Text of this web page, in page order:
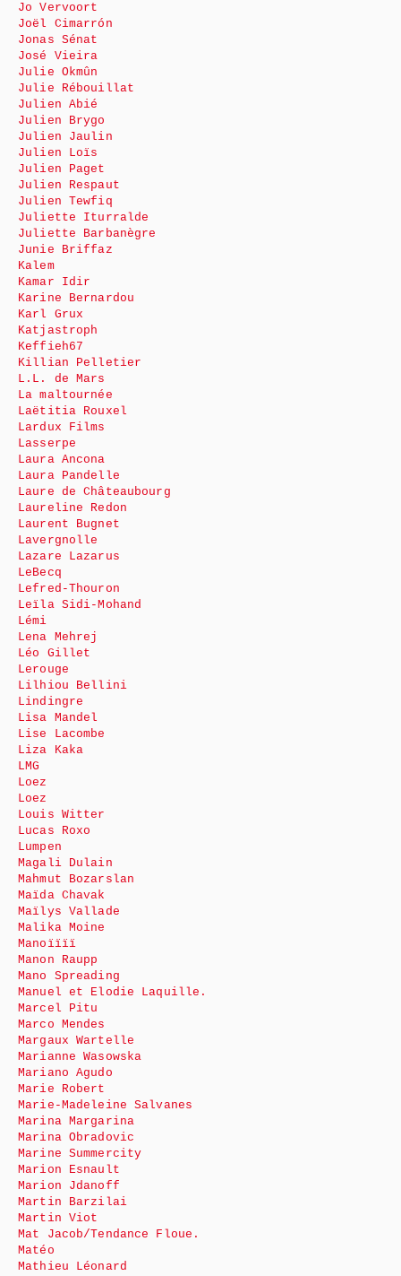
Jo Vervoort
Joël Cimarrón
Jonas Sénat
José Vieira
Julie Okmûn
Julie Rébouillat
Julien Abié
Julien Brygo
Julien Jaulin
Julien Loïs
Julien Paget
Julien Respaut
Julien Tewfiq
Juliette Iturralde
Juliette Barbanègre
Junie Briffaz
Kalem
Kamar Idir
Karine Bernardou
Karl Grux
Katjastroph
Keffieh67
Killian Pelletier
L.L. de Mars
La maltournée
Laëtitia Rouxel
Lardux Films
Lasserpe
Laura Ancona
Laura Pandelle
Laure de Châteaubourg
Laureline Redon
Laurent Bugnet
Lavergnolle
Lazare Lazarus
LeBecq
Lefred-Thouron
Leïla Sidi-Mohand
Lémi
Lena Mehrej
Léo Gillet
Lerouge
Lilhiou Bellini
Lindingre
Lisa Mandel
Lise Lacombe
Liza Kaka
LMG
Loez
Loez
Louis Witter
Lucas Roxo
Lumpen
Magali Dulain
Mahmut Bozarslan
Maïda Chavak
Maïlys Vallade
Malika Moine
Manoïïïï
Manon Raupp
Mano Spreading
Manuel et Elodie Laquille.
Marcel Pitu
Marco Mendes
Margaux Wartelle
Marianne Wasowska
Mariano Agudo
Marie Robert
Marie-Madeleine Salvanes
Marina Margarina
Marina Obradovic
Marine Summercity
Marion Esnault
Marion Jdanoff
Martin Barzilai
Martin Viot
Mat Jacob/Tendance Floue.
Matéo
Mathieu Léonard